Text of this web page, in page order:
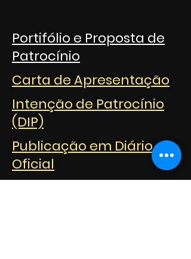
Portifólio e Proposta de
Patrocínio
Carta de Apresentação
Intenção de Patrocínio
(DIP)
Publicação em Diário
Oficial